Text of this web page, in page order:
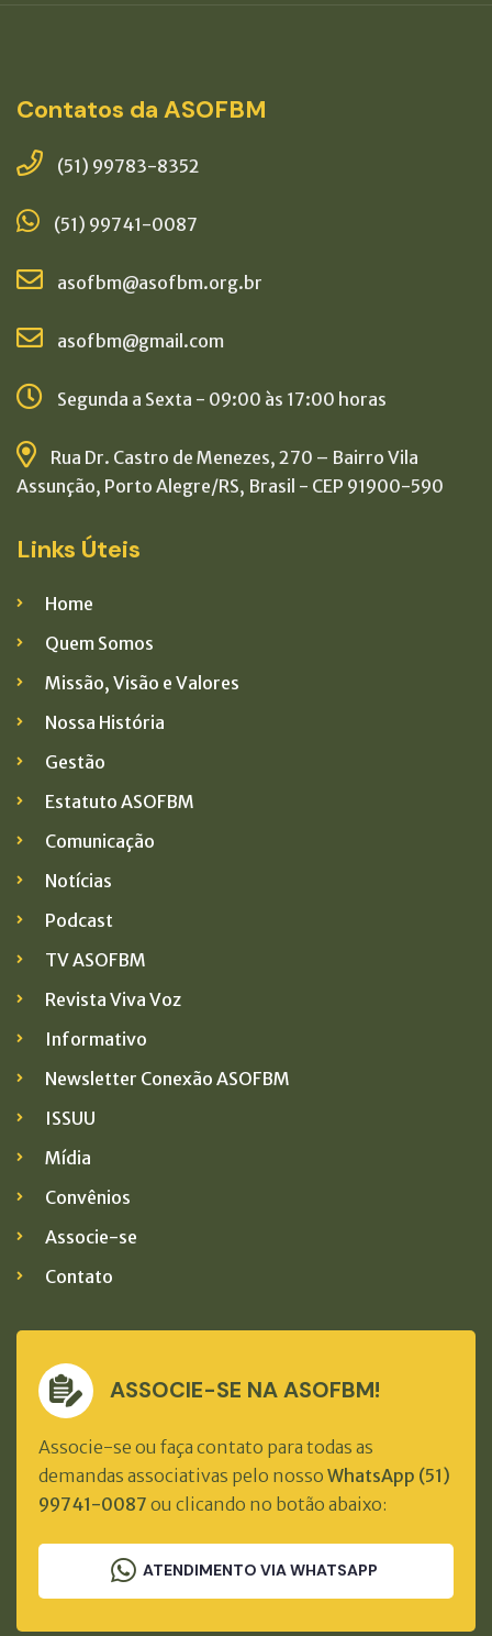
Contatos da ASOFBM
(51) 99783-8352
(51) 99741-0087
asofbm@asofbm.org.br
asofbm@gmail.com
Segunda a Sexta - 09:00 às 17:00 horas
Rua Dr. Castro de Menezes, 270 – Bairro Vila
Assunção, Porto Alegre/RS, Brasil - CEP 91900-590
Links Úteis
Home
Quem Somos
Missão, Visão e Valores
Nossa História
Gestão
Estatuto ASOFBM
Comunicação
Notícias
Podcast
TV ASOFBM
Revista Viva Voz
Informativo
Newsletter Conexão ASOFBM
ISSUU
Mídia
Convênios
Associe-se
Contato
ASSOCIE-SE NA ASOFBM!
Associe-se ou faça contato para todas as
demandas associativas pelo nosso WhatsApp (51)
99741-0087 ou clicando no botão abaixo:
ATENDIMENTO VIA WHATSAPP